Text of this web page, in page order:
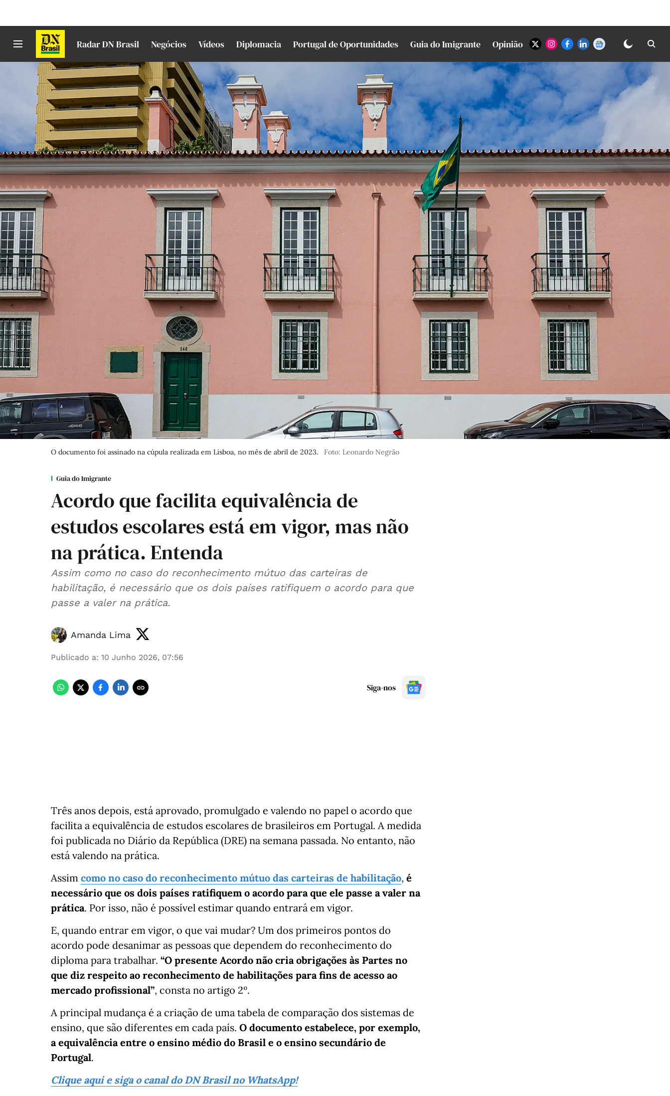
Radar DN Brasil Negócios Vídeos Diplomacia Portugal de Oportunidades Guia do Imigrante Opinião
O documento foi assinado na cúpula realizada em Lisboa, no mês de abril de 2023. Foto: Leonardo Negrão
Guia do Imigrante
Acordo que facilita equivalência de
estudos escolares está em vigor, mas não
na prática. Entenda
Assim como no caso do reconhecimento mútuo das carteiras de
habilitação, é necessário que os dois países ratifiquem o acordo para que
passe a valer na prática.
Amanda Lima
Publicado a: 10 Junho 2026, 07:56
Siga-nos
Três anos depois, está aprovado, promulgado e valendo no papel o acordo que
facilita a equivalência de estudos escolares de brasileiros em Portugal. A medida
foi publicada no Diário da República (DRE) na semana passada. No entanto, não
está valendo na prática.
Assim como no caso do reconhecimento mútuo das carteiras de habilitação, é
necessário que os dois países ratifiquem o acordo para que ele passe a valer na
prática. Por isso, não é possível estimar quando entrará em vigor.
E, quando entrar em vigor, o que vai mudar? Um dos primeiros pontos do
acordo pode desanimar as pessoas que dependem do reconhecimento do
diploma para trabalhar. “O presente Acordo não cria obrigações às Partes no
que diz respeito ao reconhecimento de habilitações para fins de acesso ao
mercado profissional”, consta no artigo 2º.
A principal mudança é a criação de uma tabela de comparação dos sistemas de
ensino, que são diferentes em cada país. O documento estabelece, por exemplo,
a equivalência entre o ensino médio do Brasil e o ensino secundário de
Portugal.
Clique aqui e siga o canal do DN Brasil no WhatsApp!